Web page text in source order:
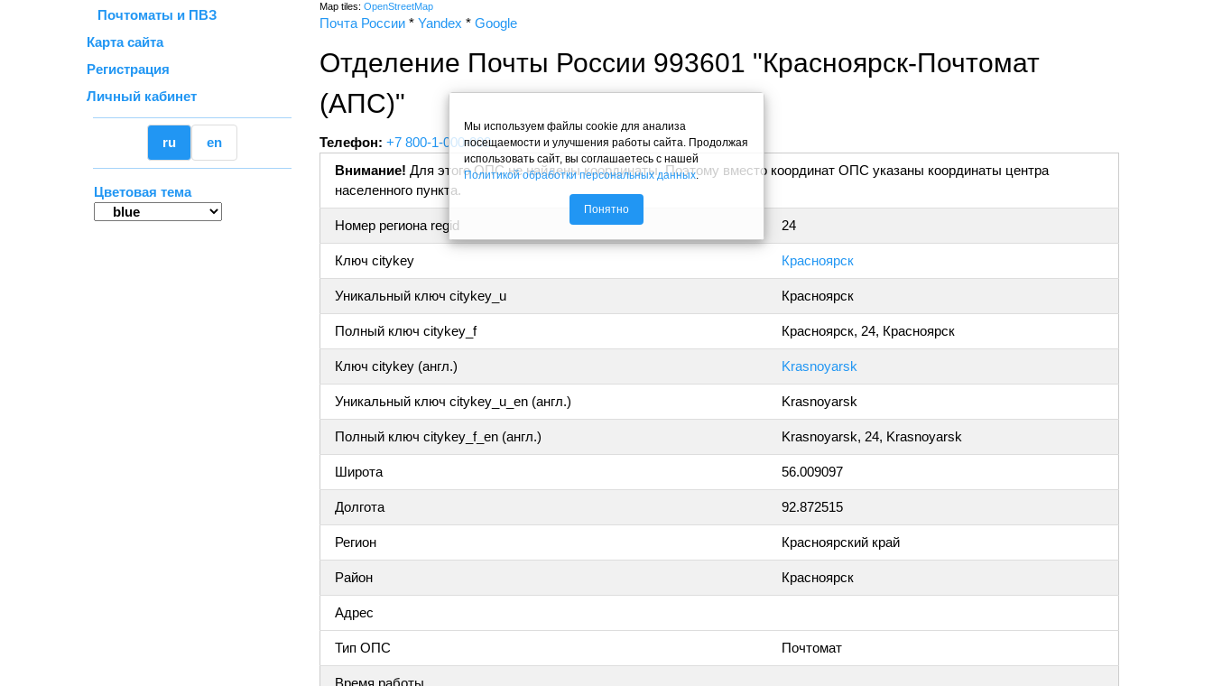
Почтоматы и ПВЗ
Карта сайта
Регистрация
Личный кабинет
ru en
Цветовая тема
Map tiles: OpenStreetMap
Почта России * Yandex * Google
Отделение Почты России 993601 "Красноярск-Почтомат
(АПС)"
Телефон: +7 800-1-000-000
Внимание! Для этого ОПС не найдены координаты. Поэтому вместо координат ОПС указаны координаты центра
населенного пункта.
Номер региона regid 24
Ключ citykey Красноярск
Уникальный ключ citykey_u Красноярск
Полный ключ citykey_f Красноярск, 24, Красноярск
Ключ citykey (англ.) Krasnoyarsk
Уникальный ключ citykey_u_en (англ.) Krasnoyarsk
Полный ключ citykey_f_en (англ.) Krasnoyarsk, 24, Krasnoyarsk
Широта 56.009097
Долгота 92.872515
Регион Красноярский край
Район Красноярск
Адрес
Тип ОПС Почтомат
Мы используем файлы cookie для анализа
посещаемости и улучшения работы сайта. Продолжая
использовать сайт, вы соглашаетесь с нашей
Политикой обработки персональных данных.
Понятно